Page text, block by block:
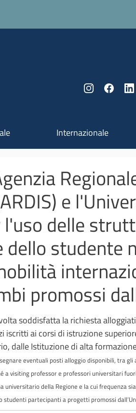
Internazionale
e
delle
dello studente
promossi
soddisfatta la richiesta
iscritti ai corsi di istruzione
dalle Istituzione di alta
eventuali posti alloggio disponibili, tra
visiting professor e professori universitari
della Regione e la cui frequenza
partecipanti a progetti promossi